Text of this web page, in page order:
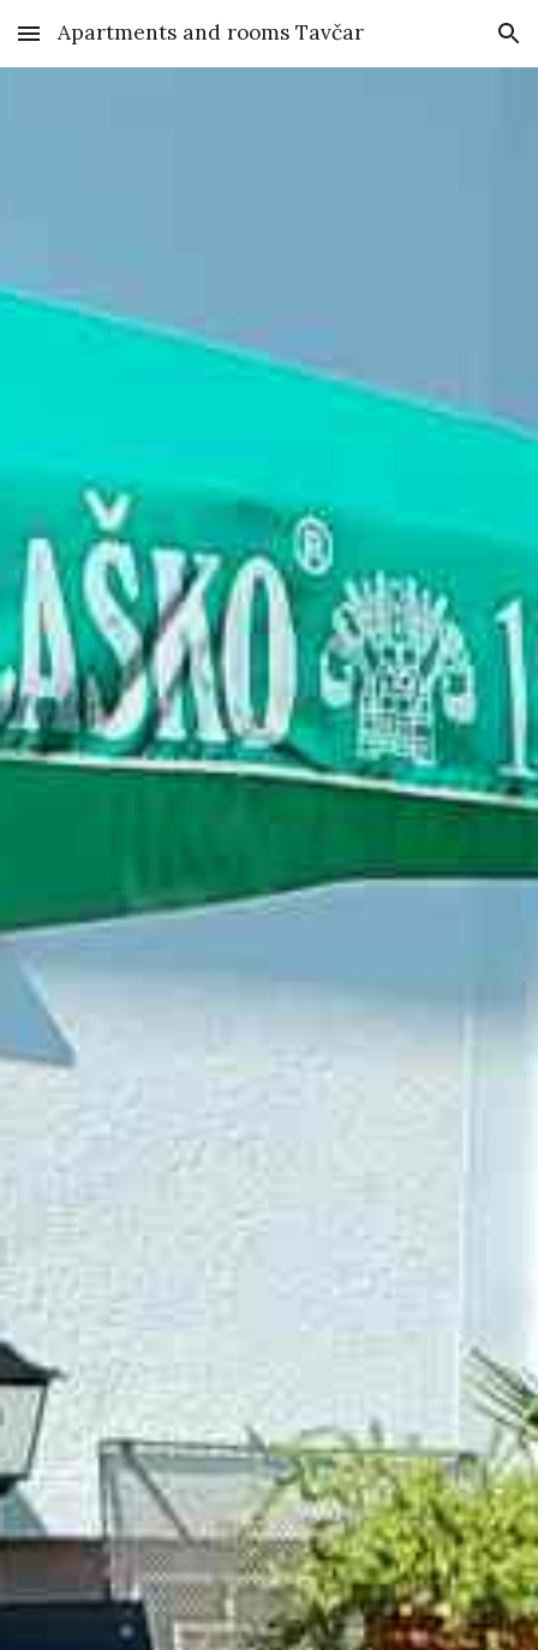
Skip to main content Skip to navigation
Apartments and rooms Tavčar